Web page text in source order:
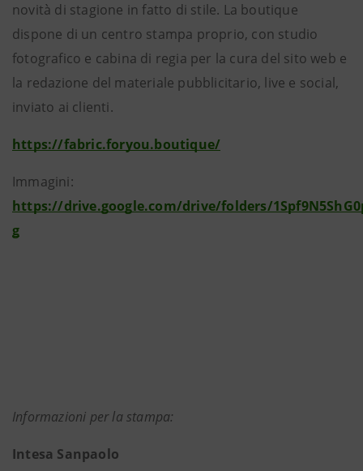
novità di stagione in fatto di stile. La boutique
dispone di un centro stampa proprio, con studio
fotografico e cabina di regia per la cura del sito web e
la redazione del materiale pubblicitario, live e social,
inviato ai clienti.
https://fabric.foryou.boutique/
Immagini:
https://drive.google.com/drive/folders/
g
Informazioni per la stampa:
Intesa Sanpaolo